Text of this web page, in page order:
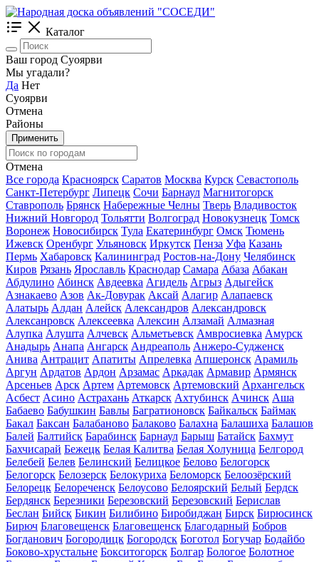
Каталог
Ваш город Суоярви
Мы угадали?
Да Нет
Суоярви
Отмена
Районы
Применить
Отмена
Все города Красноярск Саратов Москва Курск Севастополь
Санкт-Петербург Липецк Сочи Барнаул Магнитогорск
Ставрополь Брянск Набережные Челны Тверь Владивосток
Нижний Новгород Тольятти Волгоград Новокузнецк Томск
Воронеж Новосибирск Тула Екатеринбург Омск Тюмень
Ижевск Оренбург Ульяновск Иркутск Пенза Уфа Казань
Пермь Хабаровск Калининград Ростов-на-Дону Челябинск
Киров Рязань Ярославль Краснодар Самара Абаза Абакан
Абдулино Абинск Авдеевка Агидель Агрыз Адыгейск
Азнакаево Азов Ак-Довурак Аксай Алагир Алапаевск
Алатырь Алдан Алейск Александров Александровск
Алексанровск Алексеевка Алексин Алзамай Алмазная
Алупка Алушта Алчевск Альметьевск Амвросиевка Амурск
Анадырь Анапа Ангарск Андреаполь Анжеро-Судженск
Анива Антрацит Апатиты Апрелевка Апшеронск Арамиль
Аргун Ардатов Ардон Арзамас Аркадак Армавир Армянск
Арсеньев Арск Артем Артемовск Артемовский Архангельск
Асбест Асино Астрахань Аткарск Ахтубинск Ачинск Аша
Бабаево Бабушкин Бавлы Багратионовск Байкальск Баймак
Бакал Баксан Балабаново Балаково Балахна Балашиха Балашов
Балей Балтийск Барабинск Барнаул Барыш Батайск Бахмут
Бахчисарай Бежецк Белая Калитва Белая Холуница Белгород
Белебей Белев Белинский Белицкое Белово Белогорск
Белогорск Белозерск Белокуриха Беломорск Белоозёрский
Белорецк Белореченск Белоусово Белоярский Белый Бердск
Бердянск Березники Березовский Березовский Берислав
Беслан Бийск Бикин Билибино Биробиджан Бирск Бирюсинск
Бирюч Благовещенск Благовещенск Благодарный Бобров
Богданович Богородицк Богородск Боготол Богучар Бодайбо
Боково-хрустальне Бокситогорск Болгар Бологое Болотное